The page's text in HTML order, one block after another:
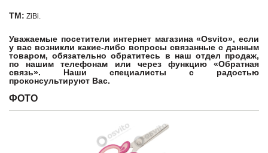
ТМ: ZiBi.
Уважаемые посетители интернет магазина «Osvito», если
у вас возникли какие-либо вопросы связанные с данным
товаром, обязательно обратитесь в наш отдел продаж,
по нашим телефонам или через функцию «Обратная
связь». Наши специалисты с радостью
проконсультируют Вас.
ФОТО